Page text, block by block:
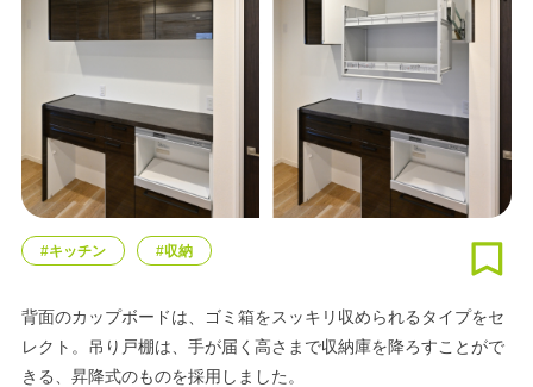
#キッチン #収納
背面のカップボードは、ゴミ箱をスッキリ収められるタイプをセ
レクト。吊り戸棚は、手が届く高さまで収納庫を降ろすことがで
きる、昇降式のものを採用しました。